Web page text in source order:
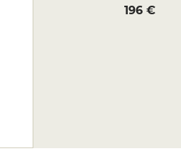
196 €